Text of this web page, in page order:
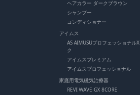
ヘアカラー ダークブラウン
シャンプー
コンディショナー
アイムス
AS AIMUSUプロフェッショナル
ク
アイムスプレミアム
アイムスプロフェッショナル
家庭用電気磁気治療器
REVI WAVE GX 8CORE